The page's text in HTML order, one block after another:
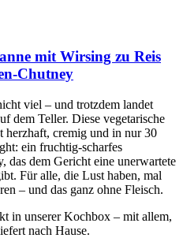
mit Wirsing zu Reis
Chutney
viel – und trotzdem landet
dem Teller. Diese vegetarische
herzhaft, cremig und in nur 30
ein fruchtig-scharfes
das dem Gericht eine unerwartete
Für alle, die Lust haben, mal
– und das ganz ohne Fleisch.
in unserer Kochbox – mit allem,
nach Hause.